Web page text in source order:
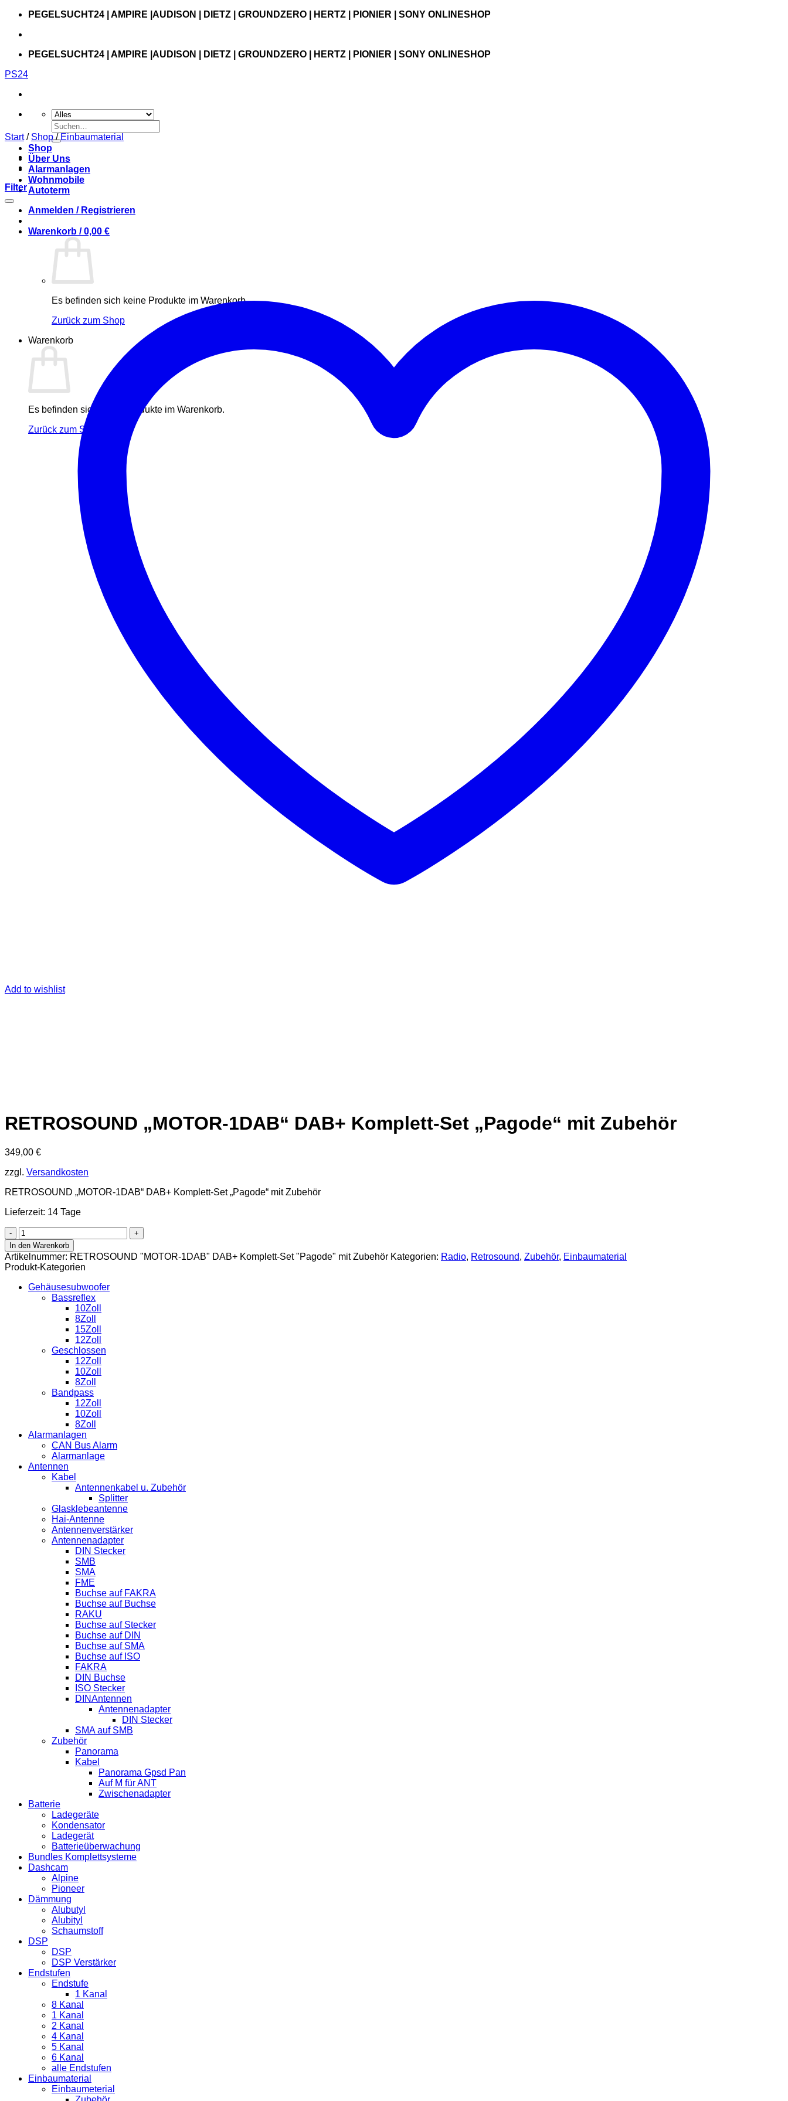
Zum
springen
PEGELSUCHT24 | AMPIRE |AUDISON | DIETZ | GROUNDZERO | HERTZ | PIONIER | SONY ONLINESHOP
PEGELSUCHT24 | AMPIRE |AUDISON | DIETZ | GROUNDZERO | HERTZ | PIONIER | SONY ONLINESHOP
PS24
Suchen
nach:
Shop
Über Uns
Alarmanlagen
Wohnmobile
Autoterm
Anmelden / Registrieren
Warenkorb /0,00 €
Es befinden sich keine Produkte im Warenkorb.
Zurück zum Shop
Warenkorb
Es befinden sich keine Produkte im Warenkorb.
Zurück zum Shop
Start / Shop / Einbaumaterial
Filter
Add to wishlist
RETROSOUND „MOTOR-1DAB“ DAB+ Komplett-Set „Pagode“ mit Zubehör
349,00 €
zzgl. Versandkosten
RETROSOUND „MOTOR-1DAB“ DAB+ Komplett-Set „Pagode“ mit Zubehör
Lieferzeit: 14 Tage
RETROSOUND
"MOTOR-
1DAB"
DAB+
Komplett-
Set
"Pagode"
In den Warenkorb
Artikelnummer: RETROSOUND "MOTOR-1DAB" DAB+ Komplett-Set "Pagode" mit Zubehör Kategorien: Radio, Retrosound, Zubehör, Einbaumaterial
Produkt-Kategorien
Gehäusesubwoofer
Bassreflex
10Zoll
8Zoll
15Zoll
12Zoll
Geschlossen
12Zoll
10Zoll
8Zoll
Bandpass
12Zoll
10Zoll
8Zoll
Alarmanlagen
CAN Bus Alarm
Alarmanlage
Antennen
Kabel
Antennenkabel u. Zubehör
Splitter
Glasklebeantenne
Hai-Antenne
Antennenverstärker
Antennenadapter
DIN Stecker
SMB
SMA
FME
Buchse auf FAKRA
Buchse auf Buchse
RAKU
Buchse auf Stecker
Buchse auf DIN
Buchse auf SMA
Buchse auf ISO
FAKRA
DIN Buchse
ISO Stecker
DINAntennen
Antennenadapter
DIN Stecker
SMA auf SMB
Zubehör
Panorama
Kabel
Panorama Gpsd Pan
Auf M für ANT
Zwischenadapter
Batterie
Ladegeräte
Kondensator
Ladegerät
Batterieüberwachung
Bundles Komplettsysteme
Dashcam
Alpine
Pioneer
Dämmung
Alubutyl
Alubityl
Schaumstoff
DSP
DSP
DSP Verstärker
Endstufen
Endstufe
1 Kanal
8 Kanal
1 Kanal
2 Kanal
4 Kanal
5 Kanal
6 Kanal
alle Endstufen
Einbaumaterial
Einbaumeterial